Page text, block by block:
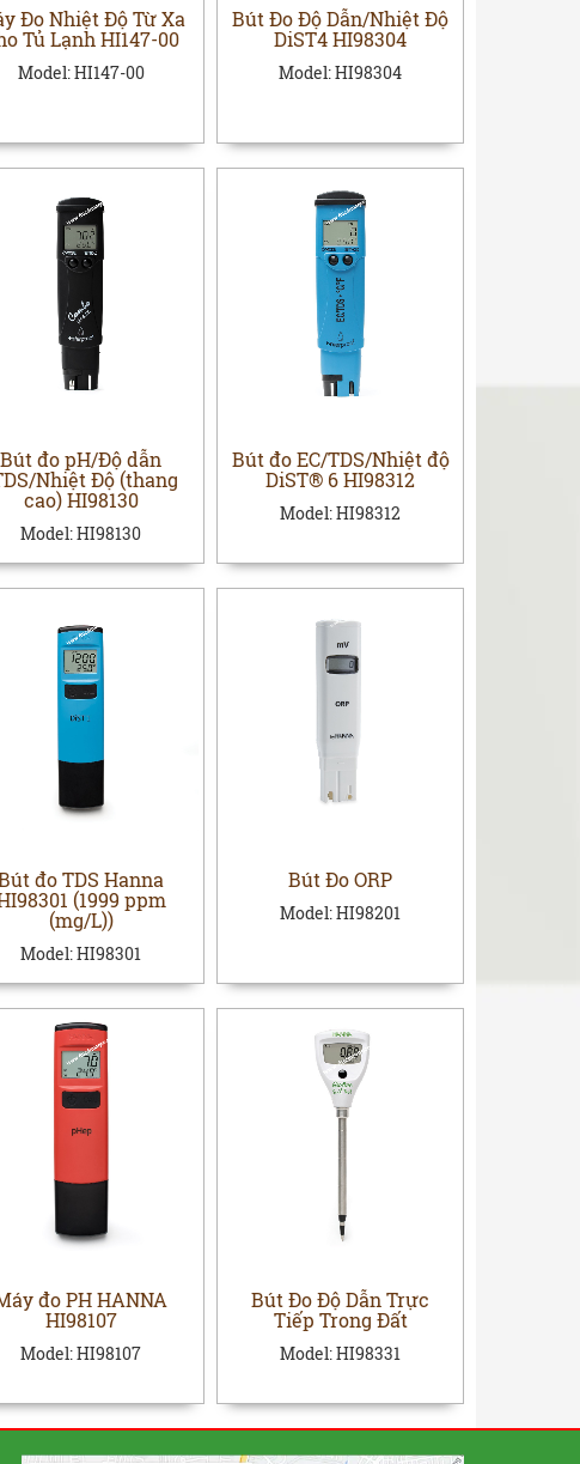
Đo Nhiệt Độ Từ Xa
Tủ Lạnh HI147-00
Model:HI147-00
Bút Đo Độ Dẫn/Nhiệt Độ
DiST4 HI98304
Model:HI98304
Bút đo pH/Độ dẫn
Nhiệt Độ (thang
cao) HI98130
Model:HI98130
Bút đo EC/TDS/Nhiệt độ
DiST® 6 HI98312
Model:HI98312
đo TDS Hanna
(1999 ppm
(mg/L))
Model:HI98301
Bút Đo ORP
Model:HI98201
đo PH HANNA
HI98107
Model:HI98107
Bút Đo Độ Dẫn Trực
Tiếp Trong Đất
Model:HI98331